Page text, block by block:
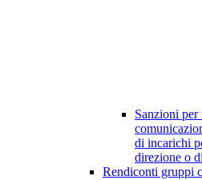
Sanzioni per
di incarichi
direzione o
Rendiconti gruppi